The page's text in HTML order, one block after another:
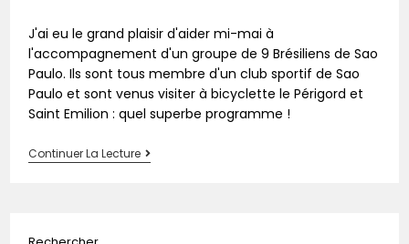
J'ai eu le grand plaisir d'aider mi-mai à
l'accompagnement d'un groupe de 9 Brésiliens de Sao
Paulo. Ils sont tous membre d'un club sportif de Sao
Paulo et sont venus visiter à bicyclette le Périgord et
Saint Emilion : quel superbe programme !
Continuer La Lecture